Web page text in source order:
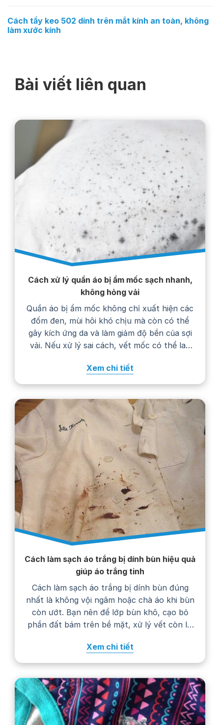
Cách tẩy keo 502 dính trên mắt kính an toàn, không
làm xước kính
Bài viết liên quan
Cách xử lý quần áo bị ẩm mốc sạch nhanh,
không hỏng vải
Quần áo bị ẩm mốc không chỉ xuất hiện các
đốm đen, mùi hôi khó chịu mà còn có thể
gây kích ứng da và làm giảm độ bền của sợi
vải. Nếu xử lý sai cách, vết mốc có thể lan
nhanh hư hỏng. Trong bài viết…
Xem chi tiết
Cách làm sạch áo trắng bị dính bùn hiệu quả
giúp áo trắng tinh
Cách làm sạch áo trắng bị dính bùn đúng
nhất là không vội ngâm hoặc chà áo khi bùn
còn ướt. Bạn nên để lớp bùn khô, cạo bỏ
phần đất bám trên bề mặt, xử lý vết còn lại
trên nhãn chăm sóc. Thực hiện…
Xem chi tiết